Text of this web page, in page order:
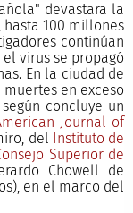
devastara la
hasta 100 millones
continúan
virus se propagó
En la ciudad de
en exceso
concluye un
Journal of
del Instituto de
Superior de
Chowell de
en el marco del